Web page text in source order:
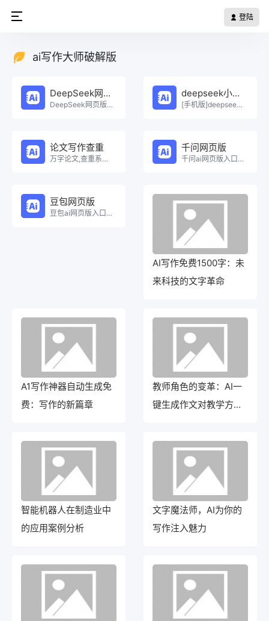
登陆
ai写作大师破解版
DeepSeek网页版
DeepSeek网页版在线免费体验。
deepseek小程序
[手机版]deepseek小程序在线使用。
论文写作查重
万字论文,查重系统，Ai一键生成原创论文，权威查重系统，论文生成，论文写作，论文查重，论文致谢，论文。
千问网页版
千问ai网页版入口在线使用。
豆包网页版
豆包ai网页版入口在线使用。
AI写作免费1500字：未
来科技的文字革命
A1写作神器自动生成免
费：写作的新篇章
教师角色的变革：AI一
键生成作文对教学方式
智能机器人在制造业中
的应用案例分析
文字魔法师，AI为你的
写作注入魅力